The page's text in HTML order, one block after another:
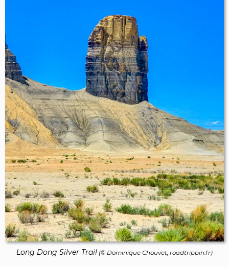
Long Dong Silver Trail (© Dominique Chouvet , roadtrippin.fr)